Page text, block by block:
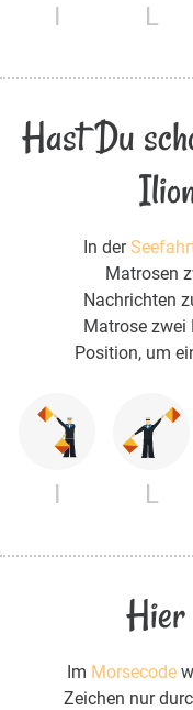
I L
Hast Du
In der
Matrosen
Nachrichten
Matrose zwei
Position, um
I L
Hier
Im Morsecode
Zeichen nur